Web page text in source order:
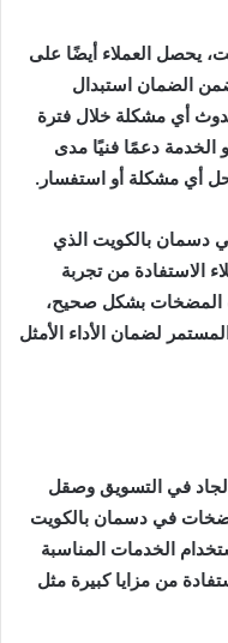
يحصل العملاء أيضًا على
الضمان استبدال
أي مشكلة خلال فترة
الخدمة دعمًا فنيًا مدى
أي مشكلة أو استفسار.
دسمان بالكويت الذي
الاستفادة من تجربة
المضخات بشكل صحيح،
لضمان الأداء الأمثل
الجاد في التسويق وصقل
في دسمان بالكويت
الخدمات المناسبة
من مزايا كبيرة مثل